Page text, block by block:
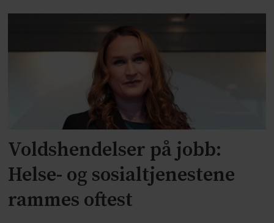
Voldshendelser på jobb:
Helse- og sosialtjenestene
rammes oftest